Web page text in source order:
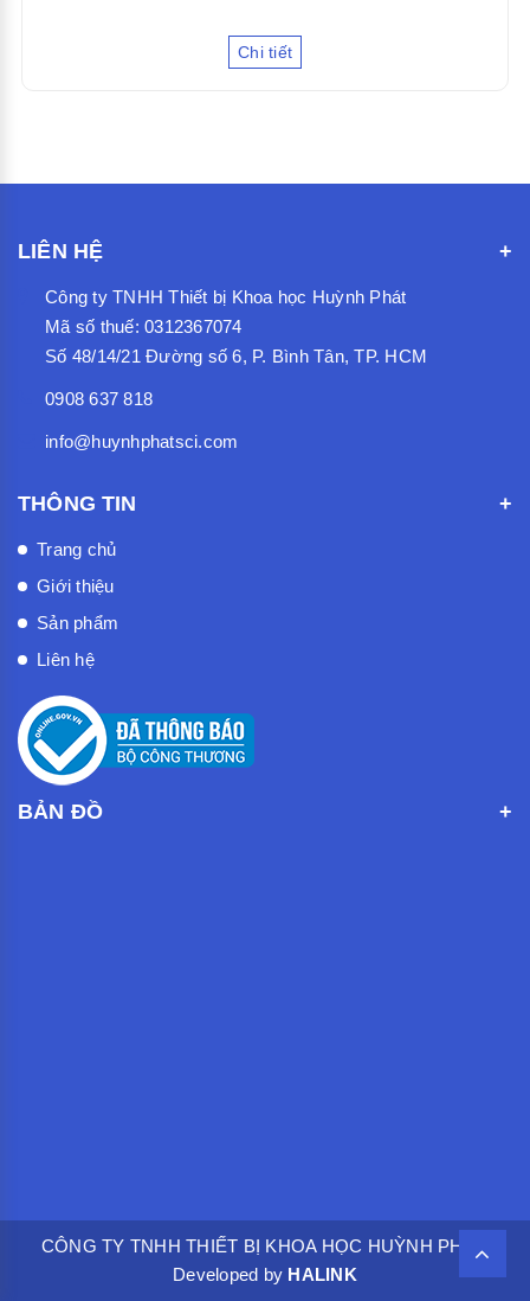
Chi tiết
LIÊN HỆ
Công ty TNHH Thiết bị Khoa học Huỳnh Phát
Mã số thuế: 0312367074
Số 48/14/21 Đường số 6, P. Bình Tân, TP. HCM
0908 637 818
info@huynhphatsci.com
THÔNG TIN
Trang chủ
Giới thiệu
Sản phẩm
Liên hệ
BẢN ĐỒ
CÔNG TY TNHH THIẾT BỊ KHOA HỌC HUỲNH PHÁT.
Developed by HALINK